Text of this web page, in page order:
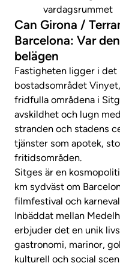
vardagsrummet
Can Girona /
Barcelona: Var
belägen
Fastigheten ligger i
bostadsområdet
fridfulla områdena i
avskildhet och lugn
stranden och stadens
tjänster som apotek,
fritidsområden.
Sitges är en
km sydväst om
filmfestival och
Inbäddat mellan
erbjuder det en unik
gastronomi, marinor,
kulturell och social